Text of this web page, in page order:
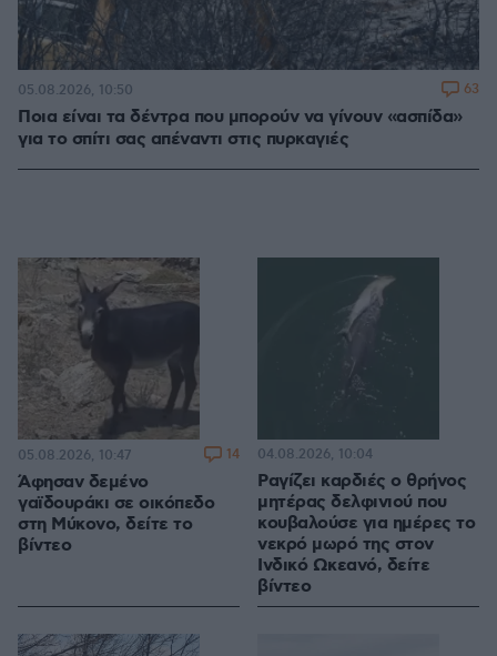
Ποια είναι τα δέντρα που μπορούν να γίνουν «ασπίδα»
για το σπίτι σας απέναντι στις πυρκαγιές
05.08.2026, 10:50 63
Άφησαν δεμένο
γαϊδουράκι σε οικόπεδο
στη Μύκονο, δείτε το
βίντεο
05.08.2026, 10:47 14
Ραγίζει καρδιές ο θρήνος
μητέρας δελφινιού που
κουβαλούσε για ημέρες το
νεκρό μωρό της στον
Ινδικό Ωκεανό, δείτε
βίντεο
04.08.2026, 10:04